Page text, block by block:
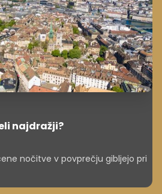
najdražji?
nočitve v povprečju gibljejo pri